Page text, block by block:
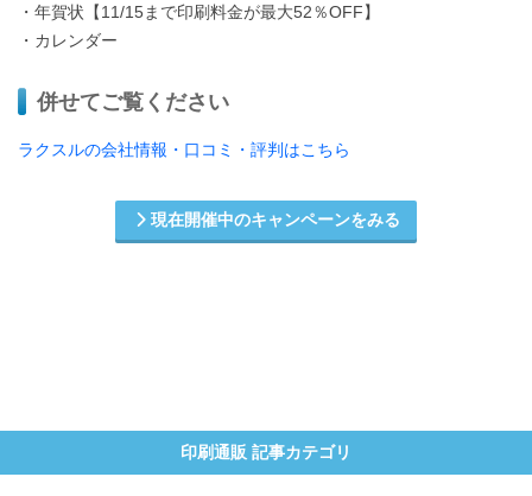
・年賀状【11/15まで印刷料金が最大52％OFF】
・カレンダー
併せてご覧ください
ラクスルの会社情報・口コミ・評判はこちら
現在開催中のキャンペーンをみる
印刷通販 記事カテゴリ